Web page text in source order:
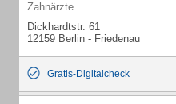
Zahnärzte
Dickhardtstr. 61
12159 Berlin - Friedenau
Gratis-Digitalcheck